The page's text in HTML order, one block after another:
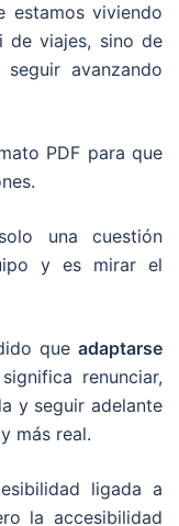
estamos viviendo
de viajes, sino de
avanzando
PDF para que
una cuestión
y es mirar el
que adaptarse
renunciar,
y seguir adelante
más real.
ligada a
la accesibilidad